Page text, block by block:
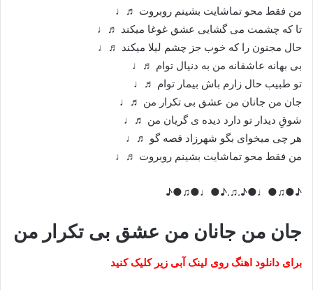
من فقط محو تماشایت بشینم روبروت ♬♩
تا که چشمت می گشایی عشق غوغا میکند ♬♩
حال مجنون را که خوب جز چشم لیلا میکند ♬♩
بی بهانه عاشقانه من به دنیال توام ♬♩
تو طبیب حال زارم باش بیمار توام ♬♩
جان من جانان من عشق بی تکرار من ♬♩
شوقِ دیدار تو دارد دیده ی گریان من ♬♩
هر چی میخوای بگو شهرزاد قصه گو ♬♩
من فقط محو تماشایت بشینم روبروت ♬♩
♪●♫●♩●♪.♫.♪●♩●♫●♪
جان من جانان من عشق بی تکرار من
برای دانلود اهنگ روی لینک آبی زیر کلیک کنید